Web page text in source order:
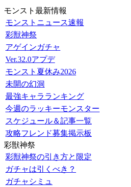
モンスト最新情報
モンストニュース速報
彩獣神祭
アゲインガチャ
Ver.32.0アプデ
モンスト夏休み2026
未開の幻洞
最強キャラランキング
今週のラッキーモンスター
スケジュール＆記事一覧
攻略フレンド募集掲示板
彩獣神祭
彩獣神祭の引き方と限定
ガチャは引くべき？
ガチャシミュ